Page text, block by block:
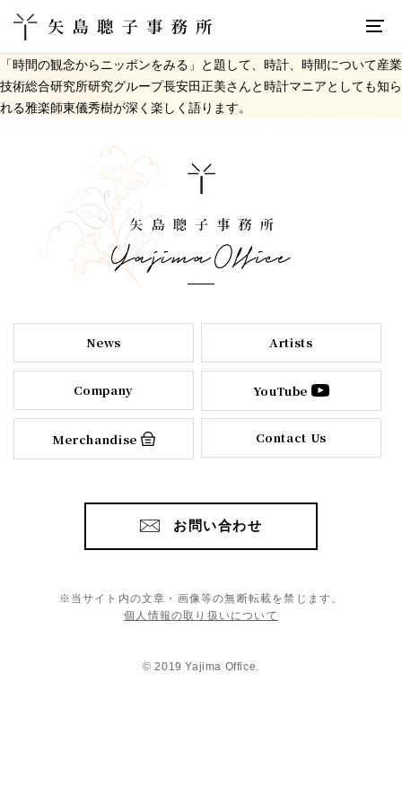
「時間の観念からニッポンをみる」と題して、時計、時間について産業
技術総合研究所研究グループ長安田正美さんと時計マニアとしても知ら
れる雅楽師東儀秀樹が深く楽しく語ります。
News Artists
Company YouTube
Merchandise Contact Us
お問い合わせ
※当サイト内の文章・画像等の無断転載を禁じます。
個人情報の取り扱いについて
© 2019 Yajima Office.